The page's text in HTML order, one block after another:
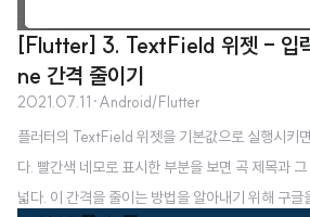
[Flutter] 3. TextField 위젯 - 입
ne 간격 줄이기
2021.07.11 ·Android/Flutter
플러터의 TextField 위젯을 기본값으로 실행시키
다. 빨간색 네모로 표시한 부분을 보면 곡 제목과
넓다. 이 간격을 줄이는 방법을 알아내기 위해 구